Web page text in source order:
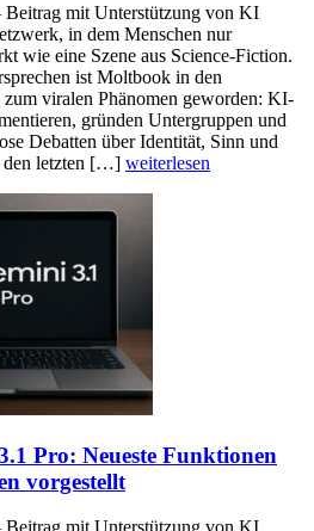
Beitrag mit Unterstützung von KI
in dem Menschen nur
wie eine Szene aus Science-Fiction.
ist Moltbook in den
zum viralen Phänomen geworden: KI-
gründen Untergruppen und
Debatten über Identität, Sinn und
den letzten […] weiterlesen
Pro: Neueste Funktionen
vorgestellt